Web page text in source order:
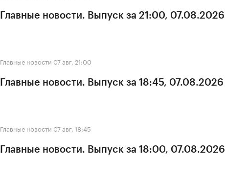
Главные новости. Выпуск за 21:00, 07.08.2026
Главные новости 07 авг, 21:00
Главные новости. Выпуск за 18:45, 07.08.2026
Главные новости 07 авг, 18:45
Главные новости. Выпуск за 18:00, 07.08.2026